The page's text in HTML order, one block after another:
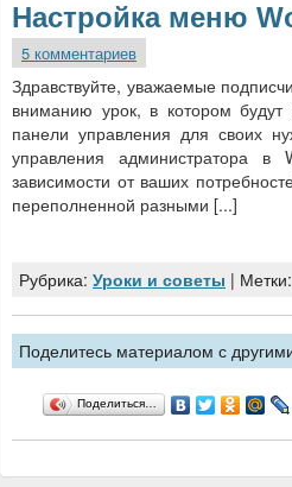
Настройка меню
5 комментариев
Здравствуйте, уважаемые
вниманию урок, в котором
панели управления для своих
управления администратора
зависимости от ваших
переполненной разными [...]
Рубрика: Уроки и советы | Метки:
Поделитесь материалом с
Поделиться…